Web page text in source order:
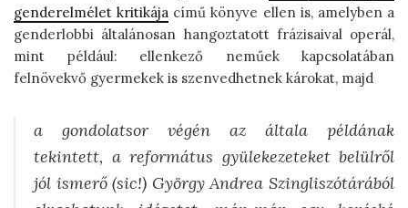
genderelmélet kritikája című könyve ellen is, amelyben a
genderlobbi általánosan hangoztatott frázisaival operál,
mint például: ellenkező neműek kapcsolatában
felnövekvő gyermekek is szenvedhetnek károkat, majd
a gondolatsor végén az általa példának
tekintett, a református gyülekezeteket belülről
jól ismerő (sic!) György Andrea Szingliszótárából